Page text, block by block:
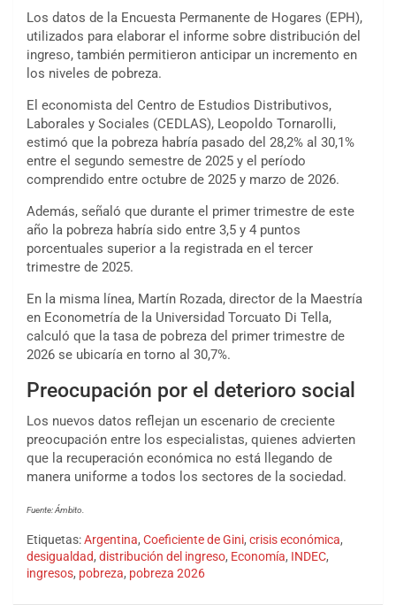
Los datos de la Encuesta Permanente de Hogares (EPH),
utilizados para elaborar el informe sobre distribución del
ingreso, también permitieron anticipar un incremento en
los niveles de pobreza.
El economista del Centro de Estudios Distributivos,
Laborales y Sociales (CEDLAS), Leopoldo Tornarolli,
estimó que la pobreza habría pasado del 28,2% al 30,1%
entre el segundo semestre de 2025 y el período
comprendido entre octubre de 2025 y marzo de 2026.
Además, señaló que durante el primer trimestre de este
año la pobreza habría sido entre 3,5 y 4 puntos
porcentuales superior a la registrada en el tercer
trimestre de 2025.
En la misma línea, Martín Rozada, director de la Maestría
en Econometría de la Universidad Torcuato Di Tella,
calculó que la tasa de pobreza del primer trimestre de
2026 se ubicaría en torno al 30,7%.
Preocupación por el deterioro social
Los nuevos datos reflejan un escenario de creciente
preocupación entre los especialistas, quienes advierten
que la recuperación económica no está llegando de
manera uniforme a todos los sectores de la sociedad.
Fuente: Ámbito.
Etiquetas:Argentina, Coeficiente de Gini, crisis económica,
desigualdad, distribución del ingreso, Economía, INDEC,
ingresos, pobreza, pobreza 2026